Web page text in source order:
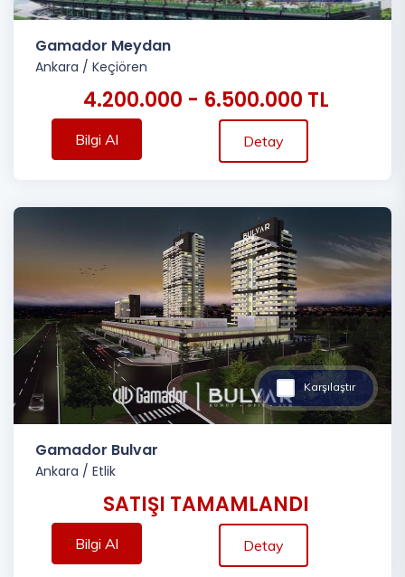
Gamador Meydan
Ankara / Keçiören
4.200.000 - 6.500.000 TL
Bilgi Al Detay
Karşılaştır
Gamador Bulvar
Ankara / Etlik
SATIŞI TAMAMLANDI
Bilgi Al Detay